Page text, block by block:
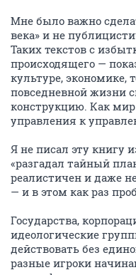
Мне было важно
века» и не
Таких текстов с
происходящего —
культуре, экономике,
повседневной жизни
конструкцию. Как мир
управления к
Я не писал эту книгу
«разгадал тайный
реалистичен и даже
— и в этом как раз
Государства,
идеологические
действовать без
разные игроки